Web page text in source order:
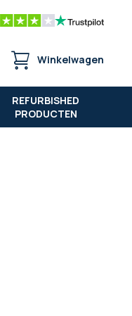
Winkelwagen
REFURBISHED
PRODUCTEN